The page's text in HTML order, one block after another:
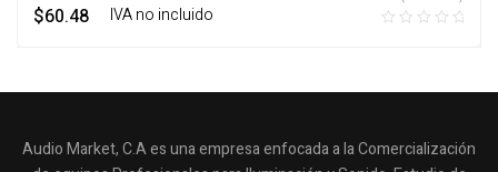
$60.48 ‎ ‎ ‎ IVA no incluido
Audio Market, C.A es una empresa enfocada a la Comercialización